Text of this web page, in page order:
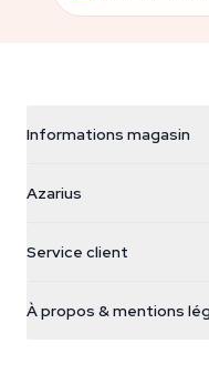
Informations magasin
Galvaniweg 11
Nederland
+31(0)204897914
Azarius
Smokeshop
Service client
Politique de retour
À propos & mentions